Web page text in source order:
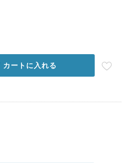
カートに入れる